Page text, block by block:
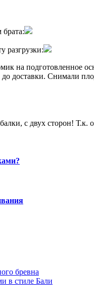
брата:
разгрузки:
на подготовленное
доставки. Снимали
с двух сторон!
бревна
в стиле Бали